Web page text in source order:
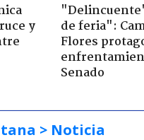
y
de feria":
Flores
Senado
> Noticia